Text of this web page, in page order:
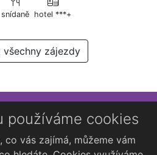
snídaně hotel ***+
všechny zájezdy
novinky o Kutné Hoře?
používáme cookies
co vás zajímá, můžeme vám